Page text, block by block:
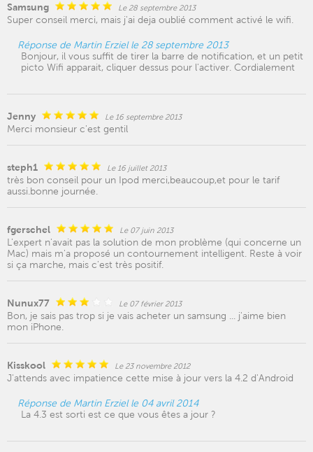
Samsung Le 28 septembre 2013
Super conseil merci, mais j'ai deja oublié comment activé le wifi.
Réponse de Martin Erziel le 28 septembre 2013
Bonjour, il vous suffit de tirer la barre de notification, et un petit
picto Wifi apparait, cliquer dessus pour l'activer. Cordialement
Jenny Le 16 septembre 2013
Merci monsieur c'est gentil
steph1 Le 16 juillet 2013
très bon conseil pour un Ipod merci,beaucoup,et pour le tarif
aussi.bonne journée.
fgerschel Le 07 juin 2013
L'expert n'avait pas la solution de mon problème (qui concerne un
Mac) mais m'a proposé un contournement intelligent. Reste à voir
si ça marche, mais c'est très positif.
Nunux77 Le 07 février 2013
Bon, je sais pas trop si je vais acheter un samsung ... j'aime bien
mon iPhone.
Kisskool Le 23 novembre 2012
J'attends avec impatience cette mise à jour vers la 4.2 d'Android
Réponse de Martin Erziel le 04 avril 2014
La 4.3 est sorti est ce que vous êtes a jour ?